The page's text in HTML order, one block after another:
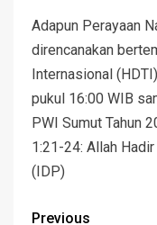
Adapun Perayaan
direncanakan
Internasional
pukul 16:00 WIB
PWI Sumut Tahun
1:21-24: Allah
(IDP)
Previous